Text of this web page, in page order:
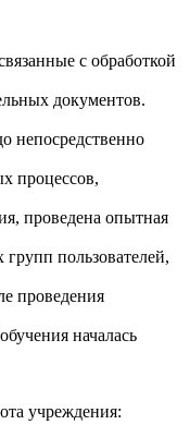
с обработкой
документов.
непосредственно
процессов,
проведена опытная
пользователей,
проведения
началась
учреждения: